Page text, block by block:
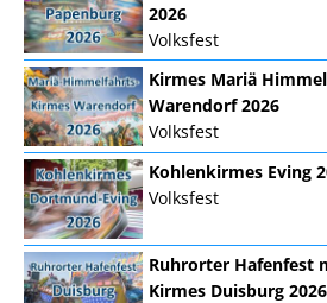
2026
Volksfest
Kirmes Mariä
Warendorf 2026
Volksfest
Kohlenkirmes Eving
Volksfest
Ruhrorter Hafenfest
Kirmes Duisburg 2026